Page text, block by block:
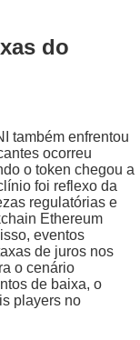
do
também enfrentou
ocorreu
o token chegou a
foi reflexo da
regulatórias e
Ethereum
eventos
de juros nos
o cenário
de baixa, o
players no